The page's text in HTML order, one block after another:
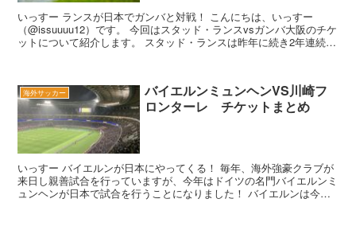
いっすー ランスが日本でガンバと対戦！ こんにちは、いっすー
（@issuuuu12）です。 今回はスタッド・ランスvsガンバ大阪のチケ
ットについて紹介します。 スタッド・ランスは昨年に続き2年連続の
海外サッカー
バイエルンミュンヘンVS川崎フ
ロンターレ チケットまとめ
いっすー バイエルンが日本にやってくる！ 毎年、海外強豪クラブが
来日し親善試合を行っていますが、今年はドイツの名門バイエルンミ
ュンヘンが日本で試合を行うことになりました！ バイエルンは今シ